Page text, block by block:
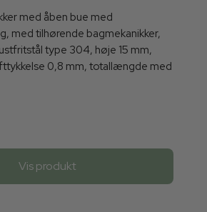
med åben bue med
med tilhørende bagmekanikker,
type 304, høje 15 mm,
0,8 mm, totallængde med
Vis produkt